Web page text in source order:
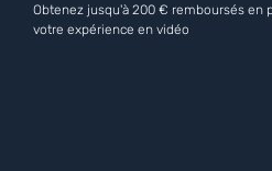
Obtenez jusqu'à 200 € remboursés en
votre expérience en vidéo